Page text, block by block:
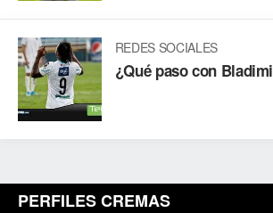
REDES SOCIALES
¿Qué paso con
PERFILES CREMAS